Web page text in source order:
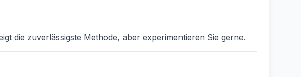
die zuverlässigste Methode, aber experimentieren Sie gerne.